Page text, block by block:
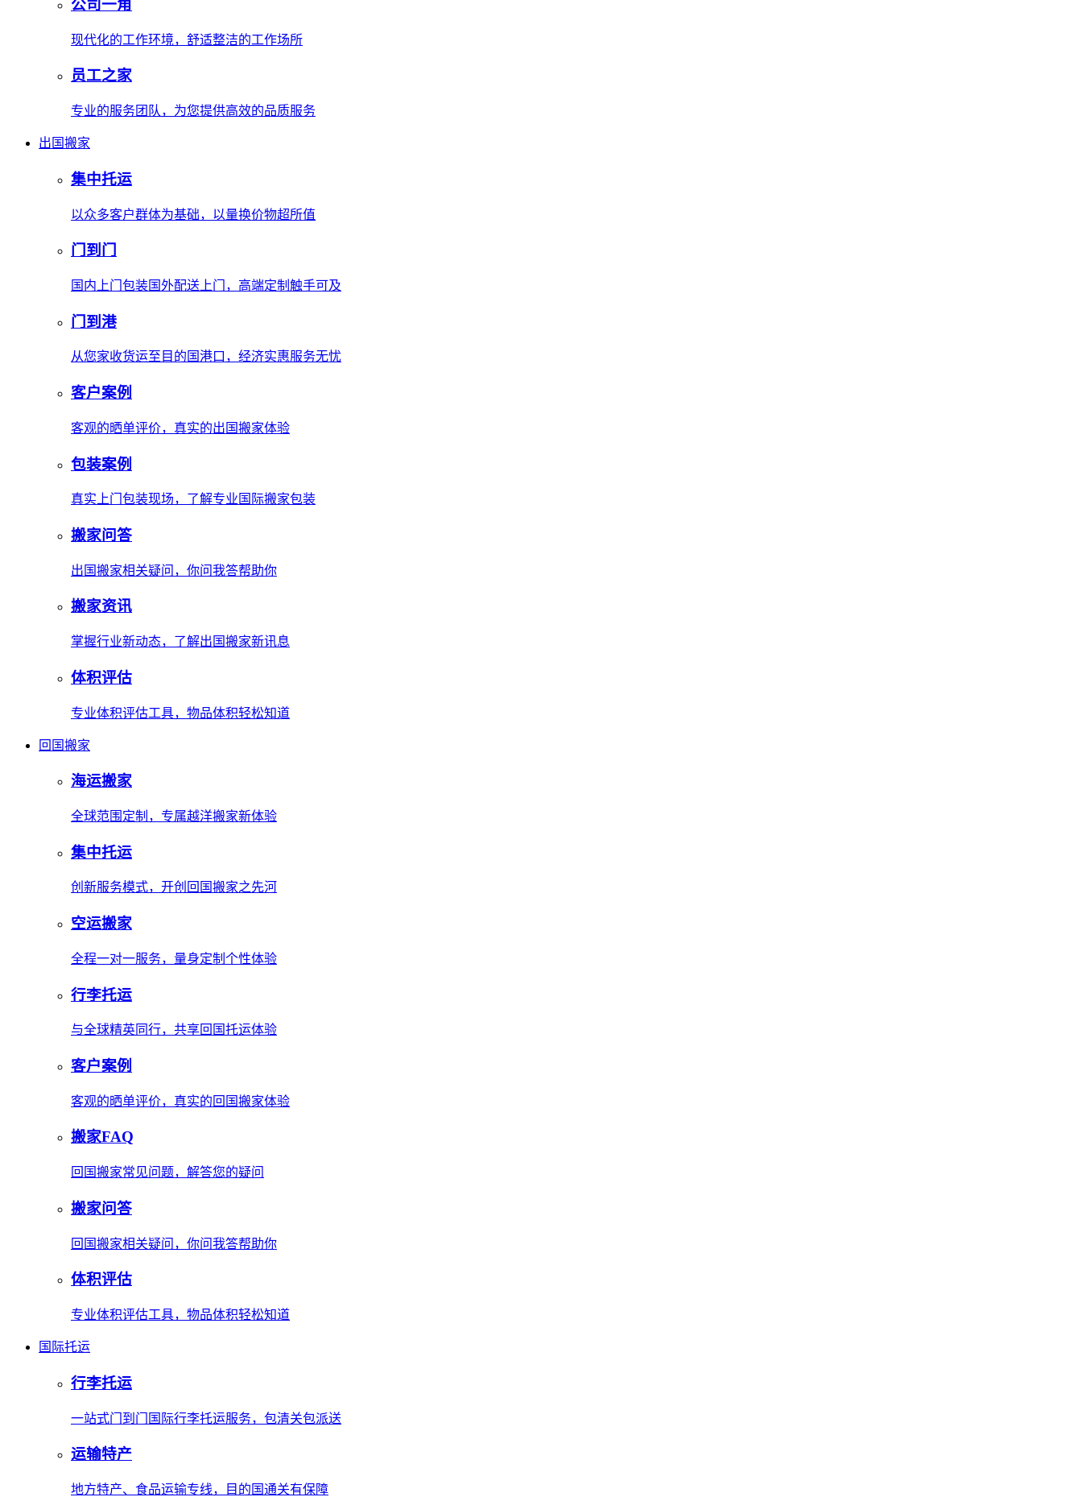
公司一角
现代化的工作环境，舒适整洁的工作场所
员工之家
专业的服务团队，为您提供高效的品质服务
出国搬家
集中托运
以众多客户群体为基础，以量换价物超所值
门到门
国内上门包装国外配送上门，高端定制触手可及
门到港
从您家收货运至目的国港口，经济实惠服务无忧
客户案例
客观的晒单评价，真实的出国搬家体验
包装案例
真实上门包装现场，了解专业国际搬家包装
搬家问答
出国搬家相关疑问，你问我答帮助你
搬家资讯
掌握行业新动态，了解出国搬家新讯息
体积评估
专业体积评估工具，物品体积轻松知道
回国搬家
海运搬家
全球范围定制，专属越洋搬家新体验
集中托运
创新服务模式，开创回国搬家之先河
空运搬家
全程一对一服务，量身定制个性体验
行李托运
与全球精英同行，共享回国托运体验
客户案例
客观的晒单评价，真实的回国搬家体验
搬家FAQ
回国搬家常见问题，解答您的疑问
搬家问答
回国搬家相关疑问，你问我答帮助你
体积评估
专业体积评估工具，物品体积轻松知道
国际托运
行李托运
一站式门到门国际行李托运服务，包清关包派送
运输特产
地方特产、食品运输专线，目的国通关有保障